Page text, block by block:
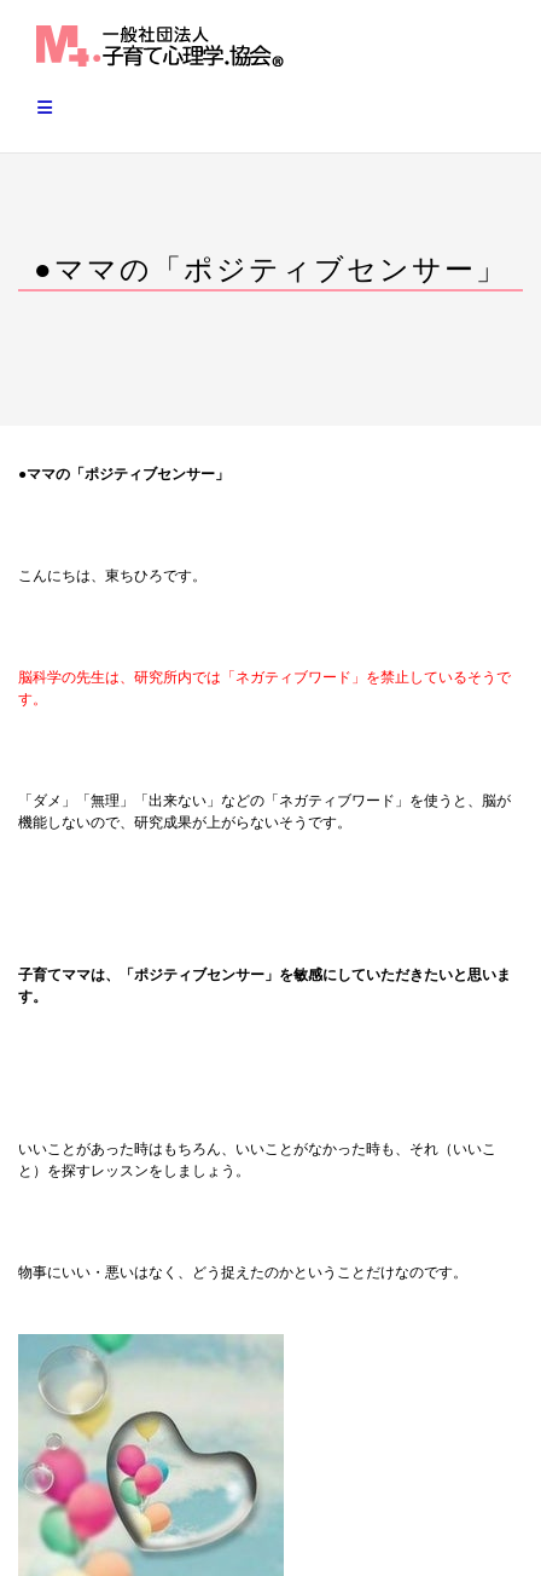
●ママの「ポジティブセンサー」
●ママの「ポジティブセンサー」
こんにちは、東ちひろです。
脳科学の先生は、研究所内では「ネガティブワード」を禁止しているそうで
す。
「ダメ」「無理」「出来ない」などの「ネガティブワード」を使うと、脳が
機能しないので、研究成果が上がらないそうです。
子育てママは、「ポジティブセンサー」を敏感にしていただきたいと思いま
す。
いいことがあった時はもちろん、いいことがなかった時も、それ（いいこ
と）を探すレッスンをしましょう。
物事にいい・悪いはなく、どう捉えたのかということだけなのです。